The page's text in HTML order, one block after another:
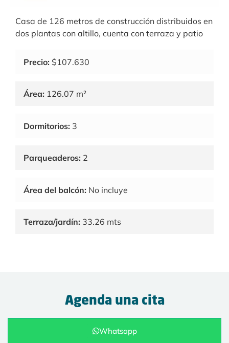
Casa de 126 metros de construcción distribuidos en
dos plantas con altillo, cuenta con terraza y patio
Precio: $107.630
Área: 126.07 m²
Dormitorios: 3
Parqueaderos: 2
Área del balcón: No incluye
Terraza/jardín: 33.26 mts
Agenda una cita
Whatsapp